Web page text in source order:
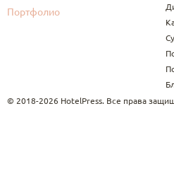
Портфолио
© 2018-2026 HotelPress. Все права